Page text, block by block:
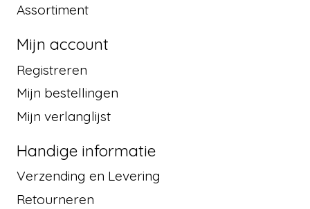
Assortiment
Mijn account
Registreren
Mijn bestellingen
Mijn verlanglijst
Handige informatie
Verzending en Levering
Retourneren